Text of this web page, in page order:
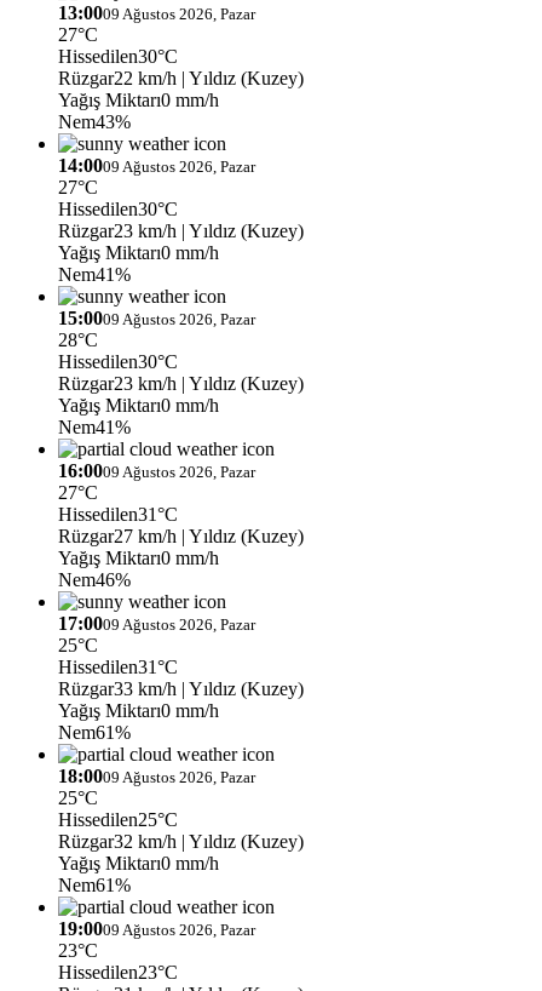
13:0009 Ağustos 2026, Pazar
27°C
Hissedilen30°C
Rüzgar22 km/h | Yıldız (Kuzey)
Yağış Miktarı0 mm/h
Nem43%
14:0009 Ağustos 2026, Pazar
27°C
Hissedilen30°C
Rüzgar23 km/h | Yıldız (Kuzey)
Yağış Miktarı0 mm/h
Nem41%
15:0009 Ağustos 2026, Pazar
28°C
Hissedilen30°C
Rüzgar23 km/h | Yıldız (Kuzey)
Yağış Miktarı0 mm/h
Nem41%
16:0009 Ağustos 2026, Pazar
27°C
Hissedilen31°C
Rüzgar27 km/h | Yıldız (Kuzey)
Yağış Miktarı0 mm/h
Nem46%
17:0009 Ağustos 2026, Pazar
25°C
Hissedilen31°C
Rüzgar33 km/h | Yıldız (Kuzey)
Yağış Miktarı0 mm/h
Nem61%
18:0009 Ağustos 2026, Pazar
25°C
Hissedilen25°C
Rüzgar32 km/h | Yıldız (Kuzey)
Yağış Miktarı0 mm/h
Nem61%
19:0009 Ağustos 2026, Pazar
23°C
Hissedilen23°C